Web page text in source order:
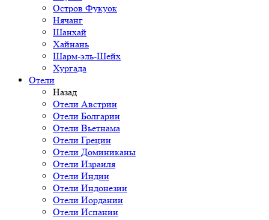
Остров Фукуок
Нячанг
Шанхай
Хайнань
Шарм-эль-Шейх
Хургада
Отели
Назад
Отели Австрии
Отели Болгарии
Отели Вьетнама
Отели Греции
Отели Доминиканы
Отели Израиля
Отели Индии
Отели Индонезии
Отели Иордании
Отели Испании